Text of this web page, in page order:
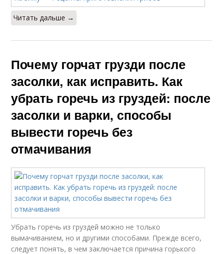
Читать дальше →
Почему горчат грузди после
засолки, как исправить. Как
убрать горечь из груздей: после
засолки и варки, способы
вывести горечь без
отмачивания
Убрать горечь из груздей можно не только
вымачиванием, но и другими способами. Прежде всего,
следует понять, в чем заключается причина горького